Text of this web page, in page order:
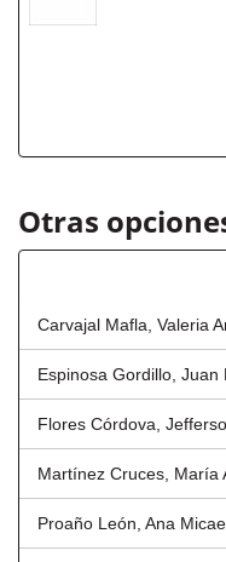
Otras
Carvajal Mafla, Valeria
Espinosa Gordillo, Juan
Flores Córdova,
Martínez Cruces, María
Proaño León, Ana